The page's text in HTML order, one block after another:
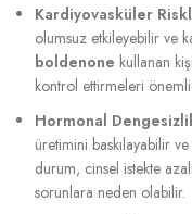
Kardiyovasküler
olumsuz etkileyebilir ve
boldenone kullanan
kontrol ettirmeleri
Hormonal
üretimini baskılayabilir
durum, cinsel istekte
sorunlara neden olabilir.